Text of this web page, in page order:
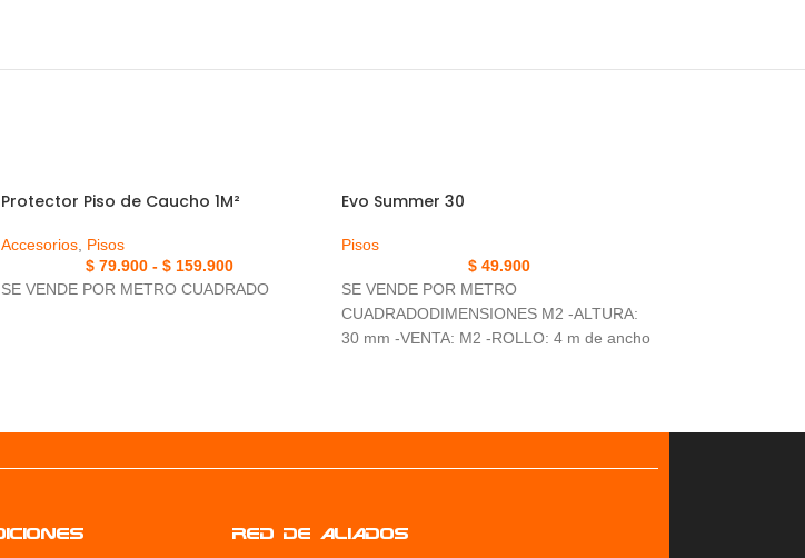
Protector Piso de Caucho 1M²
Accesorios Pisos
$ 79.900 - $ 159.900
SE VENDE POR METRO CUADRADO
Evo Summer 30
Pisos
$ 49.900
SE VENDE POR METRO
CUADRADODIMENSIONES M2 -ALTURA:
30 mm -VENTA: M2 -ROLLO: 4 m de ancho
RED DE ALIADOS